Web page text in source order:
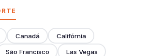
Canadá Califórnia
São Francisco Las Vegas